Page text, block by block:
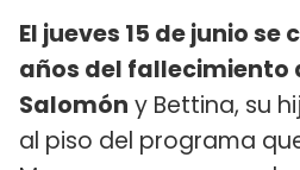
El jueves 15 de junio
años del fallecimiento
Salomón y Bettina, su
al piso del programa